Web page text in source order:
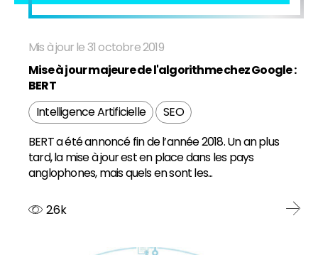
Mis à jour le 31 octobre 2019
Mise à jour majeure de l'algorithme chez Google :
BERT
Intelligence Artificielle
SEO
BERT a été annoncé fin de l’année 2018. Un an plus
tard, la mise à jour est en place dans les pays
anglophones, mais quels en sont les...
2.6k